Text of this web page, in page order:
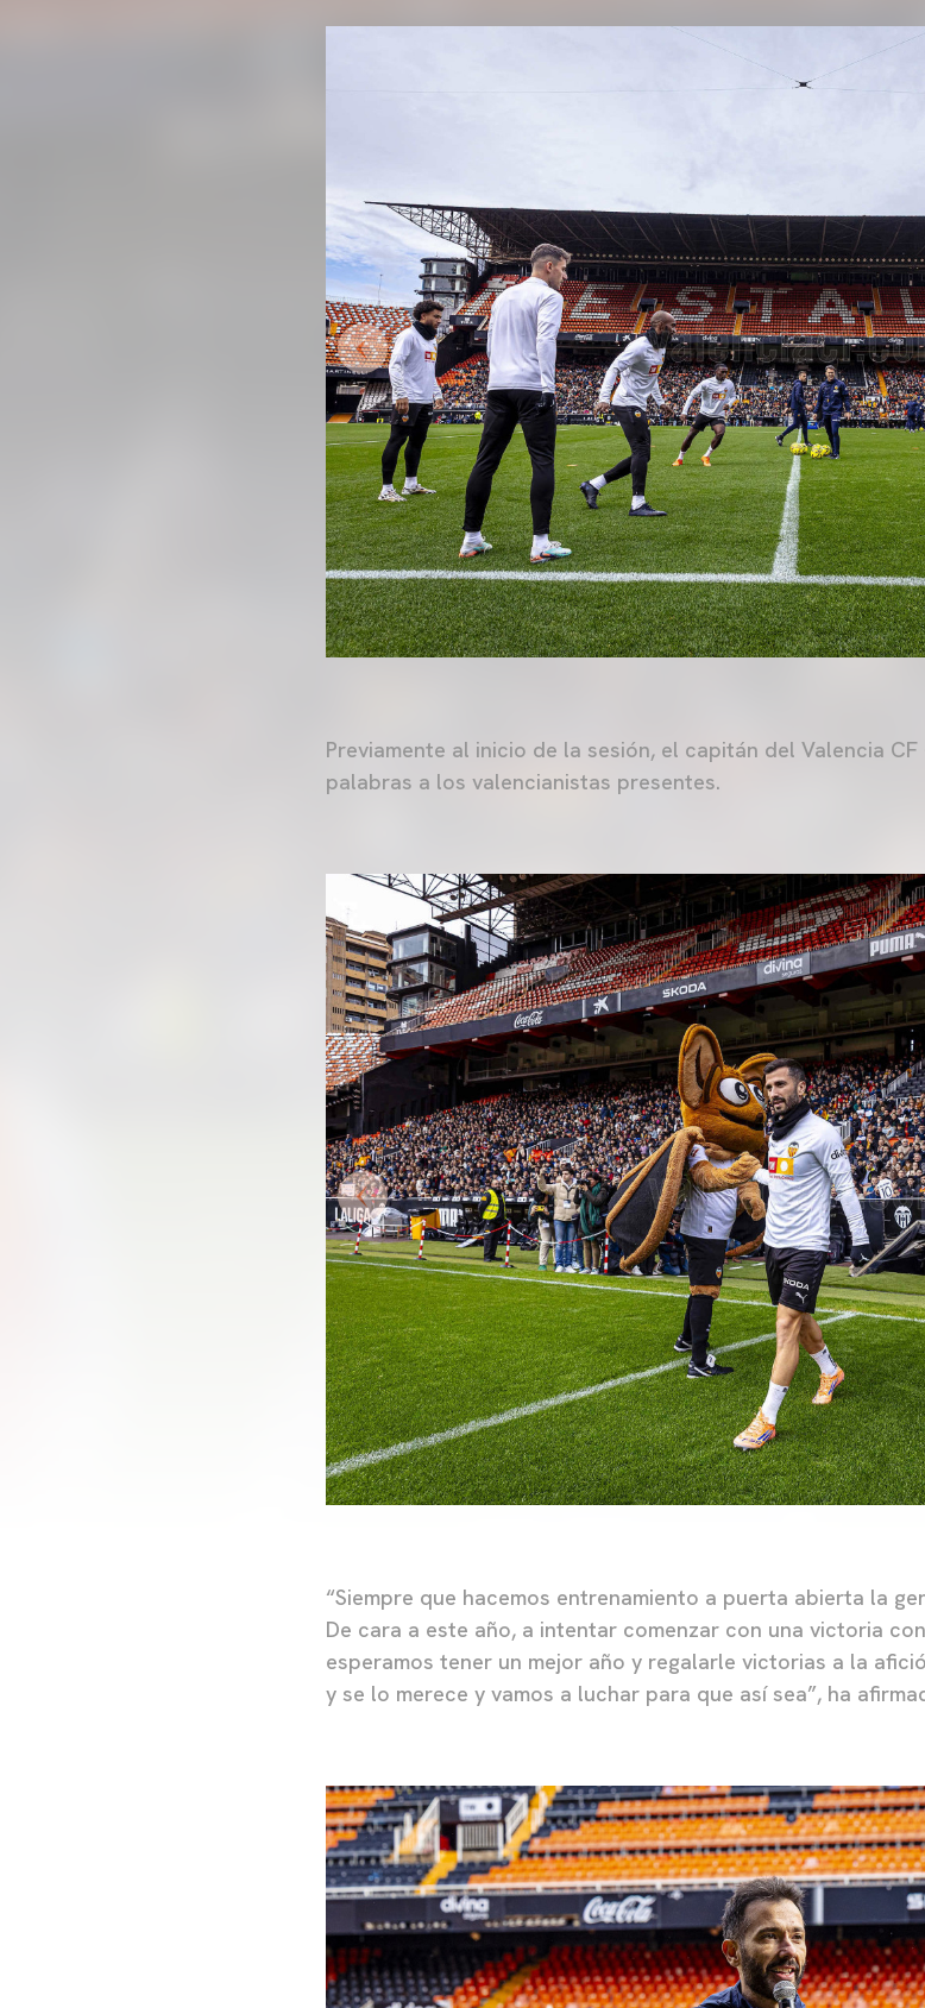
Previamente al inicio de la sesión, el capitán del Valencia CF
palabras a los valencianistas presentes.
“Siempre que hacemos entrenamiento a puerta abierta la
De cara a este año, a intentar comenzar con una victoria
esperamos tener un mejor año y regalarle victorias a la
y se lo merece y vamos a luchar para que así sea”, ha